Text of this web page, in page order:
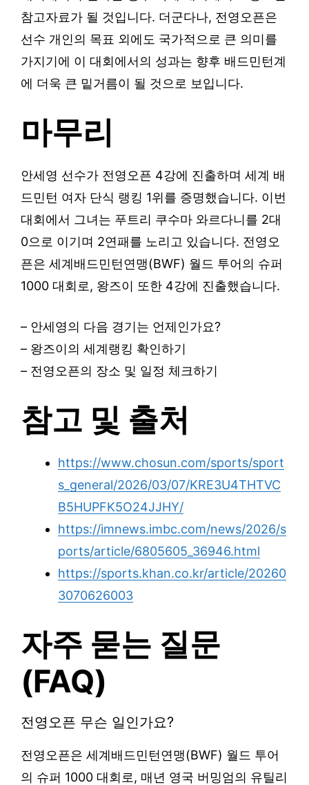
참고자료가 될 것입니다. 더군다나, 전영오픈은
선수 개인의 목표 외에도 국가적으로 큰 의미를
가지기에 이 대회에서의 성과는 향후 배드민턴계
에 더욱 큰 밑거름이 될 것으로 보입니다.
마무리
안세영 선수가 전영오픈 4강에 진출하며 세계 배
드민턴 여자 단식 랭킹 1위를 증명했습니다. 이번
대회에서 그녀는 푸트리 쿠수마 와르다니를 2대
0으로 이기며 2연패를 노리고 있습니다. 전영오
픈은 세계배드민턴연맹(BWF) 월드 투어의 슈퍼
1000 대회로, 왕즈이 또한 4강에 진출했습니다.
– 안세영의 다음 경기는 언제인가요?
– 왕즈이의 세계랭킹 확인하기
– 전영오픈의 장소 및 일정 체크하기
참고 및 출처
https://www.chosun.com/sports/sport
s_general/2026/03/07/KRE3U4THTVC
B5HUPFK5O24JJHY/
https://imnews.imbc.com/news/2026/s
ports/article/6805605_36946.html
https://sports.khan.co.kr/article/20260
3070626003
자주 묻는 질문
(FAQ)
전영오픈 무슨 일인가요?
전영오픈은 세계배드민턴연맹(BWF) 월드 투어
의 슈퍼 1000 대회로, 매년 영국 버밍엄의 유틸리